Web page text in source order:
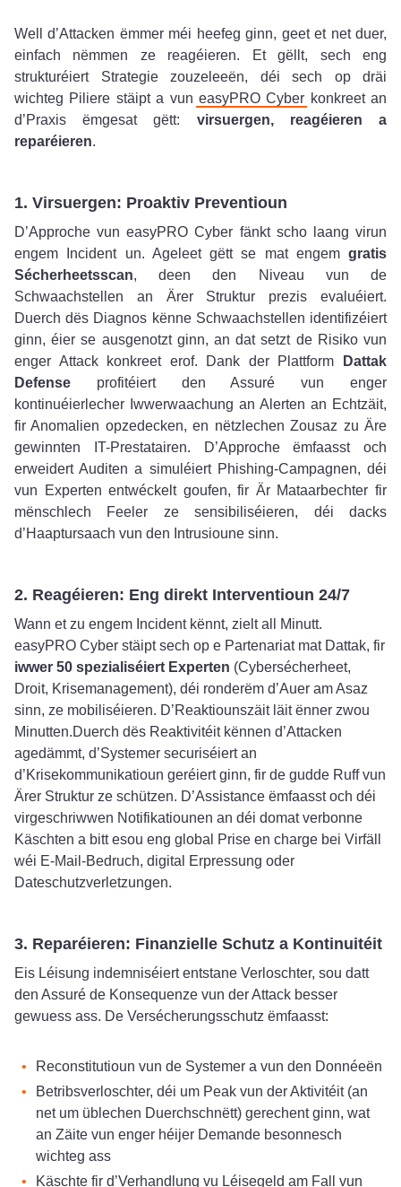
Well d’Attacken ëmmer méi heefeg ginn, geet et net duer,
einfach nëmmen ze reagéieren. Et gëllt, sech eng
strukturéiert Strategie zouzeleeën, déi sech op dräi
wichteg Piliere stäipt a vun easyPRO Cyber konkreet an
d’Praxis ëmgesat gëtt: virsuergen, reagéieren a
reparéieren.
1. Virsuergen: Proaktiv Preventioun
D’Approche vun easyPRO Cyber fänkt scho laang virun
engem Incident un. Ageleet gëtt se mat engem gratis
Sécherheetsscan, deen den Niveau vun de
Schwaachstellen an Ärer Struktur prezis evaluéiert.
Duerch dës Diagnos kënne Schwaachstellen identifizéiert
ginn, éier se ausgenotzt ginn, an dat setzt de Risiko vun
enger Attack konkreet erof. Dank der Plattform
Dattak
Defense profitéiert den Assuré vun enger
kontinuéierlecher Iwwerwaachung an Alerten an Echtzäit,
fir Anomalien opzedecken, en nëtzlechen Zousaz zu Äre
gewinnten IT-Prestatairen. D’Approche ëmfaasst och
erweidert Auditen a simuléiert Phishing-Campagnen, déi
vun Experten entwéckelt goufen, fir Är Mataarbechter fir
mënschlech Feeler ze sensibiliséieren, déi dacks
d’Haaptursaach vun den Intrusioune sinn.
2. Reagéieren: Eng direkt Interventioun 24/7
Wann et zu engem Incident kënnt, zielt all Minutt.
easyPRO Cyber stäipt sech op e Partenariat mat Dattak, fir
iwwer 50 spezialiséiert Experten (Cybersécherheet,
Droit, Krisemanagement), déi ronderëm d’Auer am Asaz
sinn, ze mobiliséieren. D’Reaktiounszäit läit ënner zwou
Minutten.Duerch dës Reaktivitéit kënnen d’Attacken
agedämmt, d’Systemer securiséiert an
d’Krisekommunikatioun geréiert ginn, fir de gudde Ruff vun
Ärer Struktur ze schützen. D’Assistance ëmfaasst och déi
virgeschriwwen Notifikatiounen an déi domat verbonne
Käschten a bitt esou eng global Prise en charge bei Virfäll
wéi E-Mail-Bedruch, digital Erpressung oder
Dateschutzverletzungen.
3. Reparéieren: Finanzielle Schutz a Kontinuitéit
Eis Léisung indemniséiert entstane Verloschter, sou datt
den Assuré de Konsequenze vun der Attack besser
gewuess ass. De Versécherungsschutz ëmfaasst:
Reconstitutioun vun de Systemer a vun den Donnéeën
Betribsverloschter, déi um Peak vun der Aktivitéit (an
net um üblechen Duerchschnëtt) gerechent ginn, wat
an Zäite vun enger héijer Demande besonnesch
wichteg ass
Käschte fir d’Verhandlung vu Léisegeld am Fall vun